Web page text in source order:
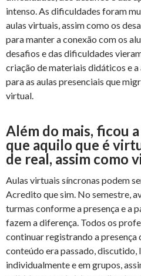
intenso. As dificuldades foram
aulas virtuais, assim como os
para manter a conexão com os
desafios e das dificuldades
criação de materiais didáticos e
para as aulas presenciais que
virtual.
Além do mais, ficou
que aquilo que é
de real, assim como
Aulas virtuais síncronas podem
Acredito que sim. No semestre,
turmas conforme a presença e a
fazem a diferença. Todos os
continuar registrando a presença
conteúdo era passado,
individualmente e em grupos,